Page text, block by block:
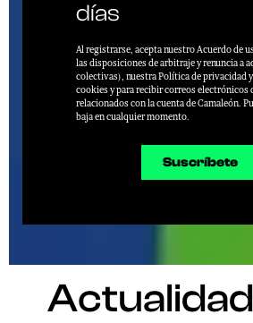
días
Al registrarse, acepta nuestro Acuerdo de
las disposiciones de arbitraje y renuncia a
colectivas), nuestra Política de privacidad
cookies y para recibir correos electrónicos
relacionados con la cuenta de Camaleón.
baja en cualquier momento.
Suscríbete